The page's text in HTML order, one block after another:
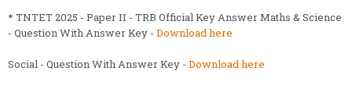
* TNTET 2025 - Paper II - TRB Official Key Answer Maths & Science
- Question With Answer Key - Download here
Social - Question With Answer Key - Download here